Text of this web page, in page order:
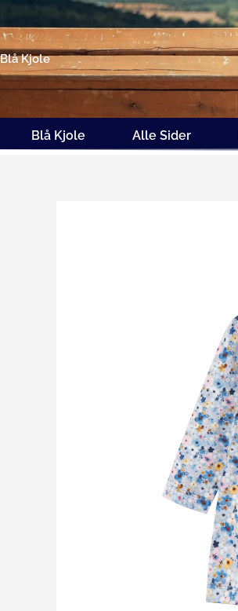
til
indholdet
Blå Kjole
Blå Kjole Alle Sider